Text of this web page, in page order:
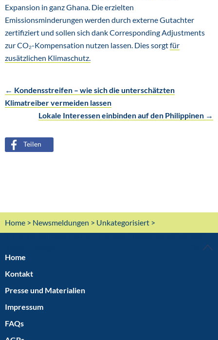
Expansion in ganz Ghana. Die erzielten
Emissionsminderungen werden durch externe Gutachter
zertifiziert und sollen sich dank Corresponding Adjustments
zur CO₂-Kompensation nutzen lassen. Dies sorgtfür
zusätzlichen Klimaschutz.
Post
navigation
← Kondensstreifen – wie sich die unterschätzten
Klimatreiber vermeiden lassen
Lokale Interessen einbinden auf den Philippinen →
Teilen
Home > Newsmeldungen > Unkategorisiert >
Klimafreundliches Kochen in Ghana: Pilotanlage verwandelt
Home
Kontakt
Presse und Materialien
Impressum
FAQs